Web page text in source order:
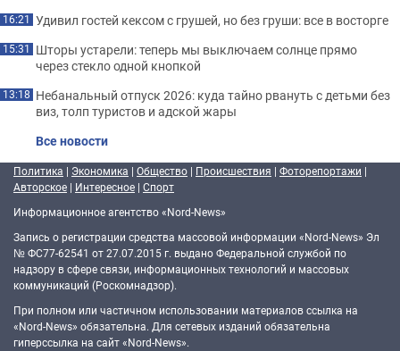
16:21 Удивил гостей кексом с грушей, но без груши: все в восторге
15:31 Шторы устарели: теперь мы выключаем солнце прямо
через стекло одной кнопкой
13:18 Небанальный отпуск 2026: куда тайно рвануть с детьми без
виз, толп туристов и адской жары
Все новости
Политика | Экономика | Общество | Происшествия | Фоторепортажи |
Авторское | Интересное | Спорт
Информационное агентство «Nord-News»
Запись о регистрации средства массовой информации «Nord-News» Эл
№ ФС77-62541 от 27.07.2015 г. выдано Федеральной службой по
надзору в сфере связи, информационных технологий и массовых
коммуникаций (Роскомнадзор).
При полном или частичном использовании материалов ссылка на
«Nord-News» обязательна. Для сетевых изданий обязательна
гиперссылка на сайт «Nord-News».